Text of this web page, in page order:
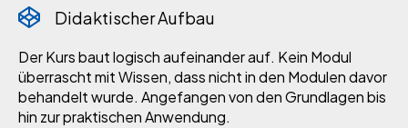
Didaktischer Aufbau
Der Kurs baut logisch aufeinander auf. Kein Modul
überrascht mit Wissen, dass nicht in den Modulen davor
behandelt wurde. Angefangen von den Grundlagen bis
hin zur praktischen Anwendung.